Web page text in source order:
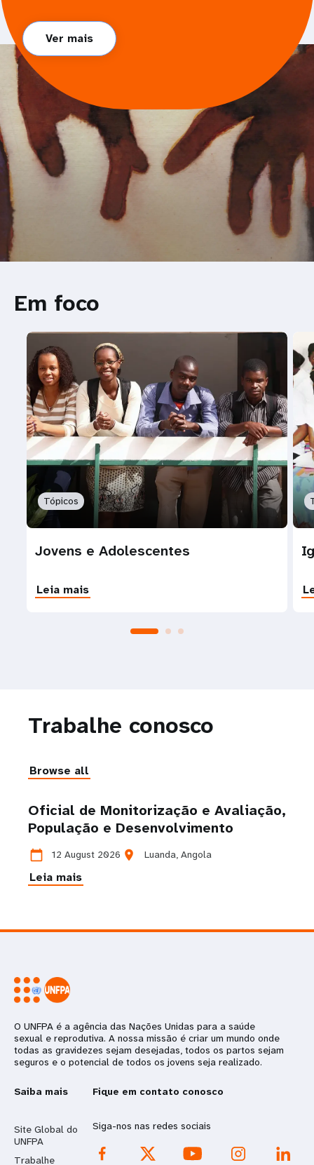
Ver mais
Em foco
Tópicos
Jovens e Adolescentes
Leia mais
Trabalhe conosco
Browse all
Oficial de Monitorização e Avaliação,
População e Desenvolvimento
calendar_today 12 August 2026 location_on Luanda, Angola
Leia mais
O UNFPA é a agência das Nações Unidas para a saúde
sexual e reprodutiva. A nossa missão é criar um mundo onde
todas as gravidezes sejam desejadas, todos os partos sejam
seguros e o potencial de todos os jovens seja realizado.
Saiba mais
Site Global do
UNFPA
Trabalhe
Fique em contato conosco
Siga-nos nas redes sociais